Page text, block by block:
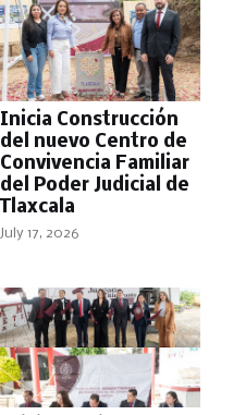
Inicia Construcción
del nuevo Centro de
Convivencia Familiar
del Poder Judicial de
Tlaxcala
July 17, 2026